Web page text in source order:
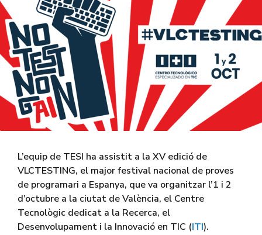
L’equip de TESI ha assistit a la XV edició de
VLCTESTING, el major festival nacional de proves
de programari a Espanya, que va organitzar l’1 i 2
d’octubre a la ciutat de València, el Centre
Tecnològic dedicat a la Recerca, el
Desenvolupament i la Innovació en TIC (ITI).